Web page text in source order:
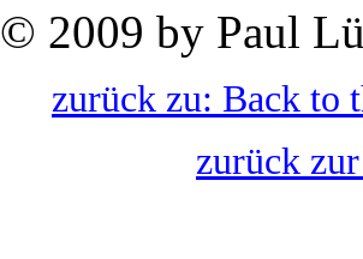
© 2009 by Paul
zurück zu: Back to
zurück